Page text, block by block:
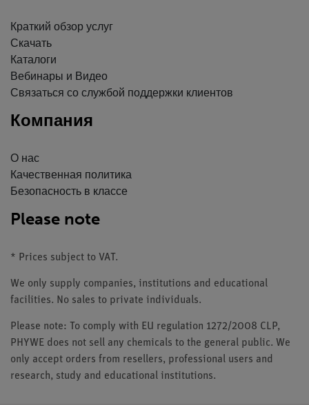
Краткий обзор услуг
Скачать
Каталоги
Вебинары и Видео
Связаться со службой поддержки клиентов
Компания
О нас
Качественная политика
Безопасность в классе
Please note
* Prices subject to VAT.
We only supply companies, institutions and educational
facilities. No sales to private individuals.
Please note: To comply with EU regulation 1272/2008 CLP,
PHYWE does not sell any chemicals to the general public. We
only accept orders from resellers, professional users and
research, study and educational institutions.